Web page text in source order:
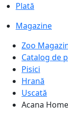
Plată
Magazine
Zoo
Catalog de
Pisici
Hrană
Uscată
Acana